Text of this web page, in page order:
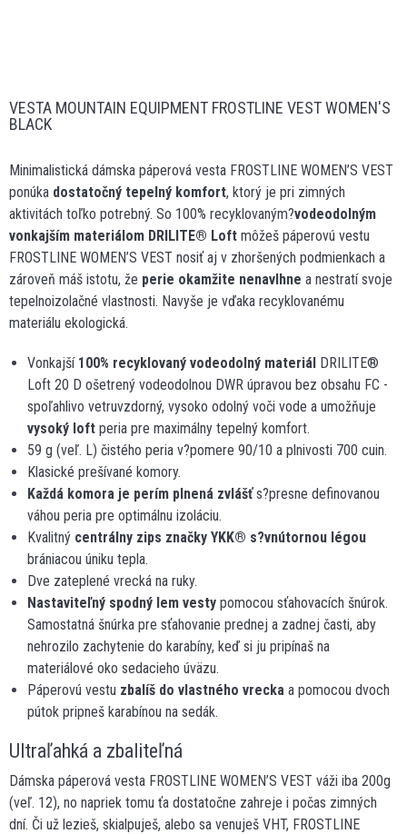
VESTA MOUNTAIN EQUIPMENT FROSTLINE VEST WOMEN'S
BLACK
Minimalistická dámska páperová vesta FROSTLINE WOMEN’S VEST
ponúka dostatočný tepelný komfort, ktorý je pri zimných
aktivitách toľko potrebný. So 100% recyklovaným?vodeodolným
vonkajším materiálom DRILITE® Loft môžeš páperovú vestu
FROSTLINE WOMEN’S VEST nosiť aj v zhoršených podmienkach a
zároveň máš istotu, že perie okamžite nenavlhne a nestratí svoje
tepelnoizolačné vlastnosti. Navyše je vďaka recyklovanému
materiálu ekologická.
Vonkajší 100% recyklovaný vodeodolný materiál DRILITE®
Loft 20 D ošetrený vodeodolnou DWR úpravou bez obsahu FC -
spoľahlivo vetruvzdorný, vysoko odolný voči vode a umožňuje
vysoký loft peria pre maximálny tepelný komfort.
59 g (veľ. L) čistého peria v?pomere 90/10 a plnivosti 700 cuin.
Klasické prešívané komory.
Každá komora je perím plnená zvlášťs?presne definovanou
váhou peria pre optimálnu izoláciu.
Kvalitný centrálny zips značky YKK® s?vnútornou légou
brániacou úniku tepla.
Dve zateplené vrecká na ruky.
Nastaviteľný spodný lem vesty pomocou sťahovacích šnúrok.
Samostatná šnúrka pre sťahovanie prednej a zadnej časti, aby
nehrozilo zachytenie do karabíny, keď si ju pripínaš na
materiálové oko sedacieho úväzu.
Páperovú vestu zbalíš do vlastného vrecka a pomocou dvoch
pútok pripneš karabínou na sedák.
Ultraľahká a zbaliteľná
Dámska páperová vesta FROSTLINE WOMEN’S VEST váži iba 200g
(veľ. 12), no napriek tomu ťa dostatočne zahreje i počas zimných
dní. Či už lezieš, skialpuješ, alebo sa venuješ VHT, FROSTLINE